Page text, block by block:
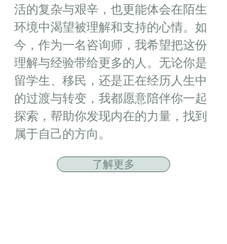
活的复杂与艰辛，也更能体会在陌生
环境中渴望被理解和支持的心情。如
今，作为一名咨询师，我希望把这份
理解与经验带给更多的人。无论你是
留学生、移民，还是正在经历人生中
的过渡与转变，我都愿意陪伴你一起
探索，帮助你发现内在的力量，找到
属于自己的方向。
了解更多